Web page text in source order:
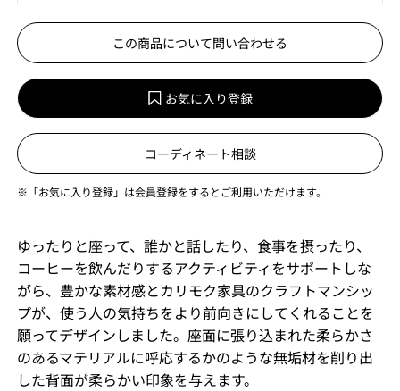
この商品について問い合わせる
お気に入り登録
コーディネート相談
※「お気に入り登録」は会員登録をするとご利用いただけます。
ゆったりと座って、誰かと話したり、食事を摂ったり、
コーヒーを飲んだりするアクティビティをサポートしな
がら、豊かな素材感とカリモク家具のクラフトマンシッ
プが、使う人の気持ちをより前向きにしてくれることを
願ってデザインしました。座面に張り込まれた柔らかさ
のあるマテリアルに呼応するかのような無垢材を削り出
した背面が柔らかい印象を与えます。